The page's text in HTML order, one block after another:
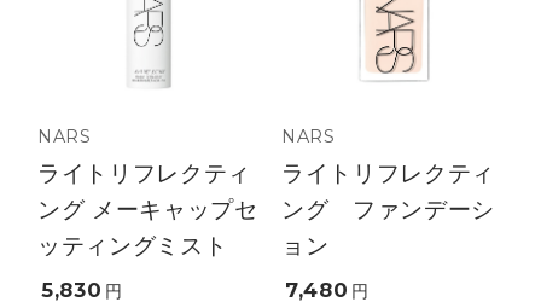
NARS
ライトリフレクティ
ング メーキャップセ
ッティングミスト
5,830 円
NARS
ライトリフレクティ
ング ファンデーシ
ョン
7,480 円